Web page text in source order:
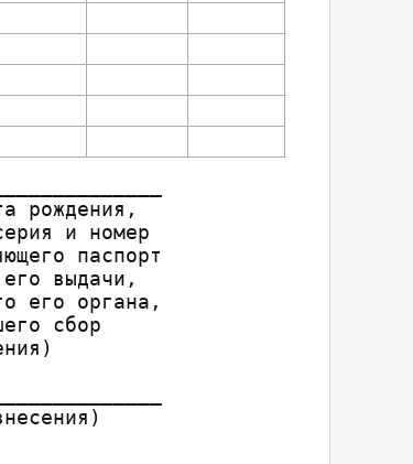
рождения,
и номер
паспорт
выдачи,
его органа,
сбор